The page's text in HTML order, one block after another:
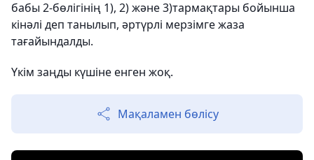
бабы 2-бөлігінің 1), 2) және 3)тармақтары бойынша
кінәлі деп танылып, әртүрлі мерзімге жаза
тағайындалды.
Үкім заңды күшіне енген жоқ.
Мақаламен бөлісу